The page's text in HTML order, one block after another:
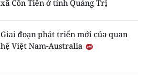
xã Cồn Tiên ở tỉnh Quảng Trị
Giai đoạn phát triển mới của quan
hệ Việt Nam-Australia